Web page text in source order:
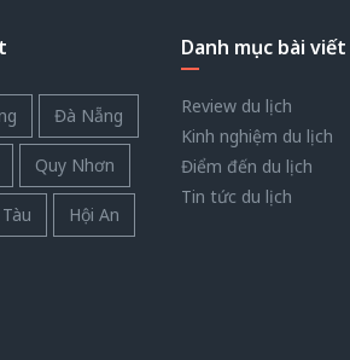
Đà Nẵng
Quy Nhơn
Hội An
Danh mục bài viết
Review du lịch
Kinh nghiệm du lịch
Điểm đến du lịch
Tin tức du lịch